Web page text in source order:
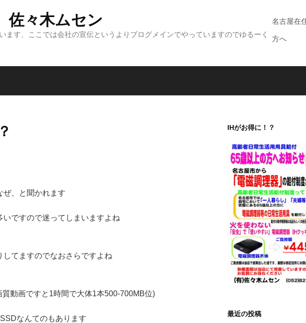
々木ムセン
ます、ここでは会社の宣伝というよりブログメインでやっていますのでゆるーく
名古屋在
方へ
ぜ、と聞かれます
ですので迷ってしまいますよね
てますのでなおさらですよね
動画ですと1時間で大体1本500-700MB位)
なんてのもあります
IHがお得に！？
最近の投稿